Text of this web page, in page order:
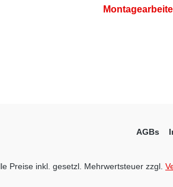
AGBs
Preise inkl. gesetzl. Mehrwertsteuer zzgl.